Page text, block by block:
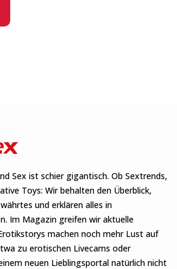
Sex ist schier gigantisch. Ob Sextrends,
Toys: Wir behalten den Überblick,
und erklären alles in
Im Magazin greifen wir aktuelle
machen noch mehr Lust auf
zu erotischen Livecams oder
neuen Lieblingsportal natürlich nicht